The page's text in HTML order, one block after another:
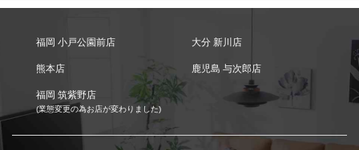
福岡 小戸公園前店 大分 新川店
熊本店 鹿児島 与次郎店
福岡 筑紫野店
(業態変更の為お店が変わりました)